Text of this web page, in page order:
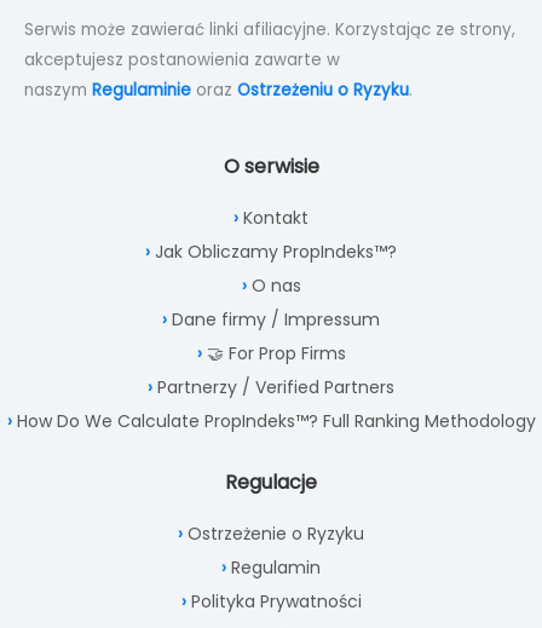
Serwis może zawierać linki afiliacyjne. Korzystając ze strony,
akceptujesz postanowienia zawarte w
naszym Regulaminie oraz Ostrzeżeniu o Ryzyku.
O serwisie
Kontakt
Jak Obliczamy PropIndeks™?
O nas
Dane firmy / Impressum
🤝 For Prop Firms
Partnerzy / Verified Partners
How Do We Calculate PropIndeks™? Full Ranking Methodology
Regulacje
Ostrzeżenie o Ryzyku
Regulamin
Polityka Prywatności